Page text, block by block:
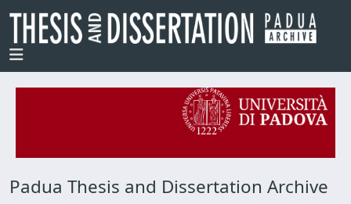
Padua Thesis and Dissertation Archive